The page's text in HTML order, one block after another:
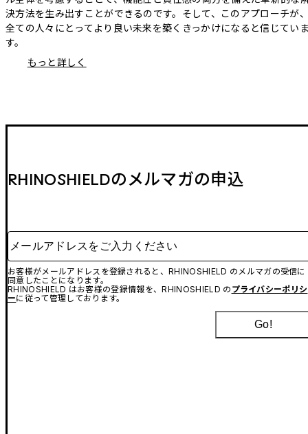
決方法を生み出すことができるのです。そして、このアプローチが
全ての人々にとってより良い未来を築くきっかけになると信じてい
す。
もっと詳しく
RHINOSHIELDのメルマガの申込
メールアドレスをご入力ください
お客様がメールアドレスを登録されると、RHINOSHIELD のメルマガの受信に
同意したことになります。
RHINOSHIELD はお客様の登録情報を、RHINOSHIELD の プライバシーポリシ
ーに従って管理しております。
Go!